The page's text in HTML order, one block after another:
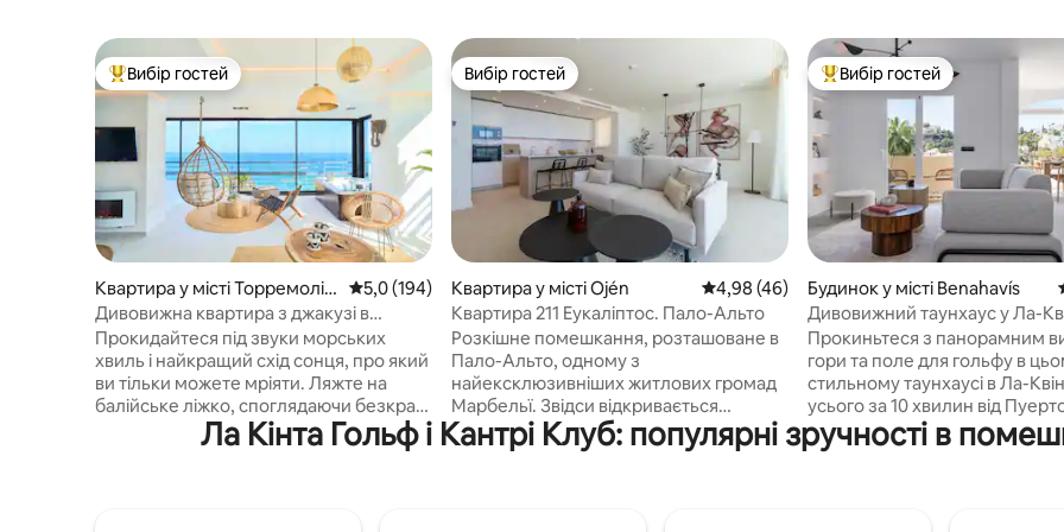
Топ вибір гостей
Вибір гостей
Квартира у місті Торремолін
ос
Середня оцінка: 5,0 з 5, відгуки: 194
5,0 (194)
Дивовижна квартира з джакузі в
Саванна-Біч
Прокидайтеся під звуки морських
хвиль і найкращий схід сонця, про який
ви тільки можете мріяти. Ляжте на
балійське ліжко, споглядаючи безкрає
море, або зануртеся в джакузі з
підігрівом, насолоджуючись келихом
Вибір гостей
Вибір гостей
Квартира у місті Ojén Середня оцінка: 4,98 з 5, відгуки: 46
4,98 (46)
Квартира 211 Еукаліптос. Пало-Альто
Розкішне помешкання, розташоване в
Пало-Альто, одному з
найексклюзивніших житлових громад
Марбельї. Звідси відкривається
захоплюючий вид на Середземне
море та Андалузькі пагорби. Цей
Топ вибір гостей
Вибір гостей
Будинок у місті Benahavís
Дивовижний таунхаус у Ла-
фантастичні краєвиди
Прокиньтеся з панорамним
гори та поле для гольфу в
стильному таунхаусі в Ла-
усього за 10 хвилин від
Насолоджуйтеся напоями на
сонця на приватній терасі на
Ла Кінта Гольф і Кантрі Клуб: популярні зручності в